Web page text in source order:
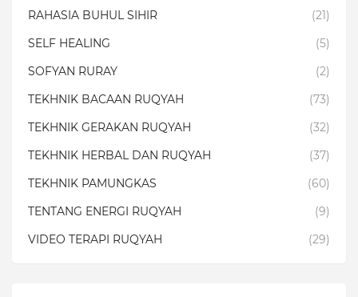
RAHASIA BUHUL SIHIR
(21)
SELF HEALING
(5)
SOFYAN RURAY
(2)
TEKHNIK BACAAN RUQYAH
(73)
TEKHNIK GERAKAN RUQYAH
(32)
TEKHNIK HERBAL DAN RUQYAH
(37)
TEKHNIK PAMUNGKAS
(60)
TENTANG ENERGI RUQYAH
(9)
VIDEO TERAPI RUQYAH
(29)